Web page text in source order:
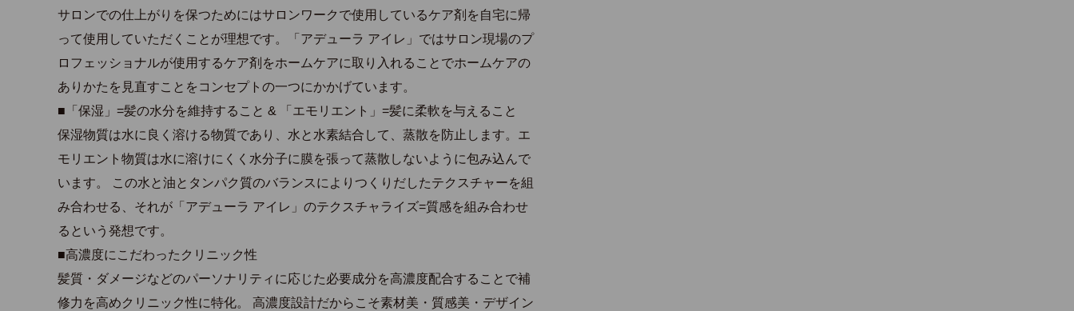
サロンでの仕上がりを保つためにはサロンワークで使用しているケア剤を自宅に帰
って使用していただくことが理想です。「アデューラ アイレ」ではサロン現場のプ
ロフェッショナルが使用するケア剤をホームケアに取り入れることでホームケアの
ありかたを見直すことをコンセプトの一つにかかげています。
■「保湿」=髪の水分を維持すること & 「エモリエント」=髪に柔軟を与えること
保湿物質は水に良く溶ける物質であり、水と水素結合して、蒸散を防止します。エ
モリエント物質は水に溶けにくく水分子に膜を張って蒸散しないように包み込んで
います。 この水と油とタンパク質のバランスによりつくりだしたテクスチャーを組
み合わせる、それが「アデューラ アイレ」のテクスチャライズ=質感を組み合わせ
るという発想です。
■高濃度にこだわったクリニック性
髪質・ダメージなどのパーソナリティに応じた必要成分を高濃度配合することで補
修力を高めクリニック性に特化。 高濃度設計だからこそ素材美・質感美・デザイン